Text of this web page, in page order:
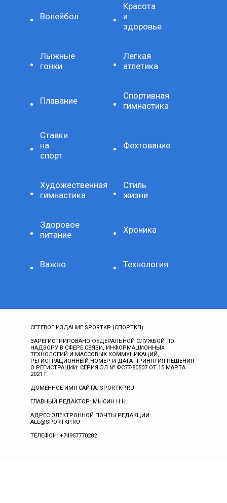
Волейбол
Красота
и
здоровье
Лыжные
гонки
Легкая
атлетика
Плавание
Спортивная
гимнастика
Ставки
на
спорт
Фехтование
Художественная
гимнастика
Стиль
жизни
Здоровое
питание
Хроника
Важно Технология
СЕТЕВОЕ ИЗДАНИЕ SPORTKP (СПОРТКП)
ЗАРЕГИСТРИРОВАНО ФЕДЕРАЛЬНОЙ СЛУЖБОЙ ПО
НАДЗОРУ В СФЕРЕ СВЯЗИ, ИНФОРМАЦИОННЫХ
ТЕХНОЛОГИЙ И МАССОВЫХ КОММУНИКАЦИЙ,
РЕГИСТРАЦИОННЫЙ НОМЕР И ДАТА ПРИНЯТИЯ РЕШЕНИЯ
О РЕГИСТРАЦИИ: СЕРИЯ ЭЛ № ФС77-80507 ОТ 15 МАРТА
2021 Г.
ДОМЕННОЕ ИМЯ САЙТА: SPORTKP.RU
ГЛАВНЫЙ РЕДАКТОР: МЫСИН Н.Н.
АДРЕС ЭЛЕКТРОННОЙ ПОЧТЫ РЕДАКЦИИ:
ALL@SPORTKP.RU
ТЕЛЕФОН: +74957770282